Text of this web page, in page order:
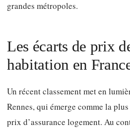
grandes métropoles.
Les écarts de prix
habitation en
Un récent classement met en
Rennes, qui émerge comme la
prix d’assurance logement. Au